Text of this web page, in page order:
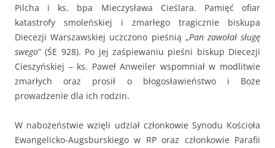
Pilcha i ks. bpa Mieczysława Cieślara. Pamięć ofiar
katastrofy smoleńskiej i zmarłego tragicznie biskupa
Diecezji Warszawskiej uczczono pieśnią „Pan zawołał sługę
swego” (ŚE 928). Po jej zaśpiewaniu pieśni biskup Diecezji
Cieszyńskiej – ks. Paweł Anweiler wspomniał w modlitwie
zmarłych oraz prosił o błogosławieństwo i Boże
prowadzenie dla ich rodzin.
W nabożeństwie wzięli udział członkowie Synodu Kościoła
Ewangelicko-Augsburskiego w RP oraz członkowie Parafii